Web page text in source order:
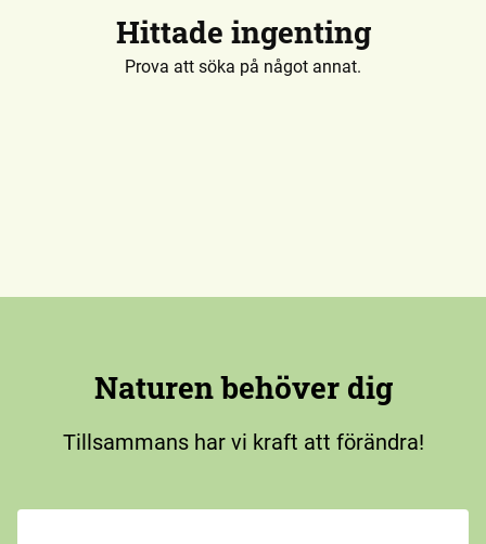
Hittade ingenting
Prova att söka på något annat.
Naturen behöver dig
Tillsammans har vi kraft att förändra!